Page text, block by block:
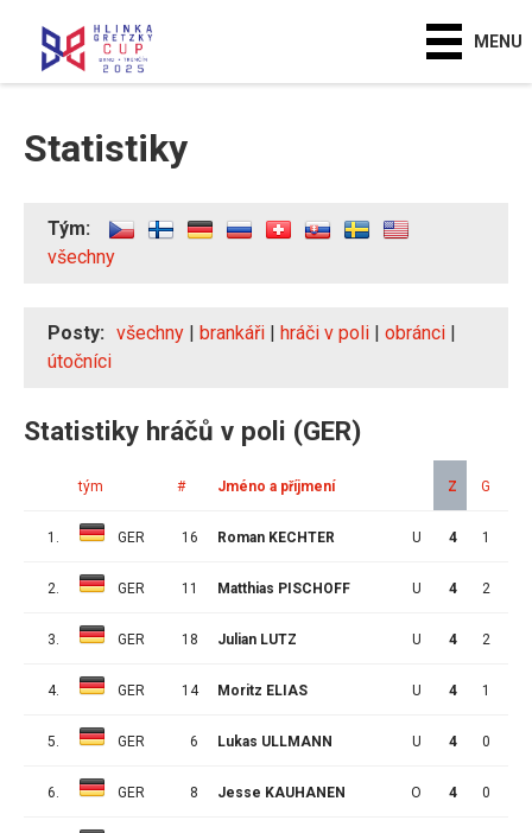
MENU
Statistiky
Tým:
všechny
Posty: všechny | brankáři | hráči v poli | obránci |
útočníci
Statistiky hráčů v poli (GER)
tým # Jméno a příjmení Z G
1. GER 16 Roman KECHTER U 4 1
2. GER 11 Matthias PISCHOFF U 4 2
3. GER 18 Julian LUTZ U 4 2
4. GER 14 Moritz ELIAS U 4 1
5. GER 6 Lukas ULLMANN U 4 0
6. GER 8 Jesse KAUHANEN O 4 0